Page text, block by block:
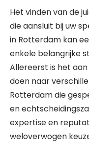
Het vinden van de
die aansluit bij uw
in Rotterdam kan
enkele belangrijke
Allereerst is het
doen naar
Rotterdam die
en
expertise en
weloverwogen